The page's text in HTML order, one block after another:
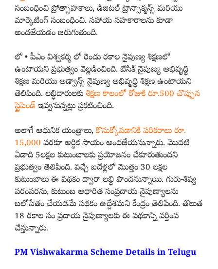
సంబంధించి ప్రోత్సాహకాలు, డిజిటల్ ట్రాన్సాక్మన్స్ మరియు
మార్కెటింగ్ సంబంధించి. సహాయ సహకారాలను కూడా
అందజేయడం జరుగుతుంది.
లో • పీఎం విశ్వకర్మ లో రెండు రకాల నైపుణ్య శిక్షణలో
ఉంటాయని ప్రభుత్వం వెల్లడించింది. బేసిక్ నైపుణ్య అభివృద్ధి
శిక్షణ మరియు అడ్వాన్స్ నైపుణ్య అభివృద్ధి శిక్షణ ఉంటాయని
తెలిపింది. లబ్ధిదారులకు శిక్షణ కాలంలో రోజుకి రూ.500 చొప్పున
స్టైపెండ్ ఇవ్వనున్నట్లు ప్రకటించింది.
అలాగే ఆధునిక యంత్రాలు, కొనుక్కోవడానికి పరికరాలు రూ.
15,000 వరకూ ఆర్థిక సాయం అందజేయనున్నారు. మొదటి
ఏడాది 5లక్షల కుటుంబాలకు ప్రయోజనం చేకూరుతుందని
ప్రభుత్వం తెలిపింది. వచ్చే ఐదేళ్లలో మొత్తం 30 లక్షల
కుటుంబాలు ఈ పథకం ద్వారా లబ్ధి పొందనున్నాయి. గురు-శిష్య
పరంపరను, కుటుంబ ఆధారిత సంప్రదాయ నైపుణ్యాలను
బలోపేతం చేయడమే పథకం ఉద్దేశమని కేంద్రం తెలిపింది. తొలుత
18 రకాల సం ప్రదాయ నైపుణ్యాలకు ఈ పథకాన్ని వర్తింప
చేస్తున్నారు.
PM Vishwakarma Scheme Details in Telugu